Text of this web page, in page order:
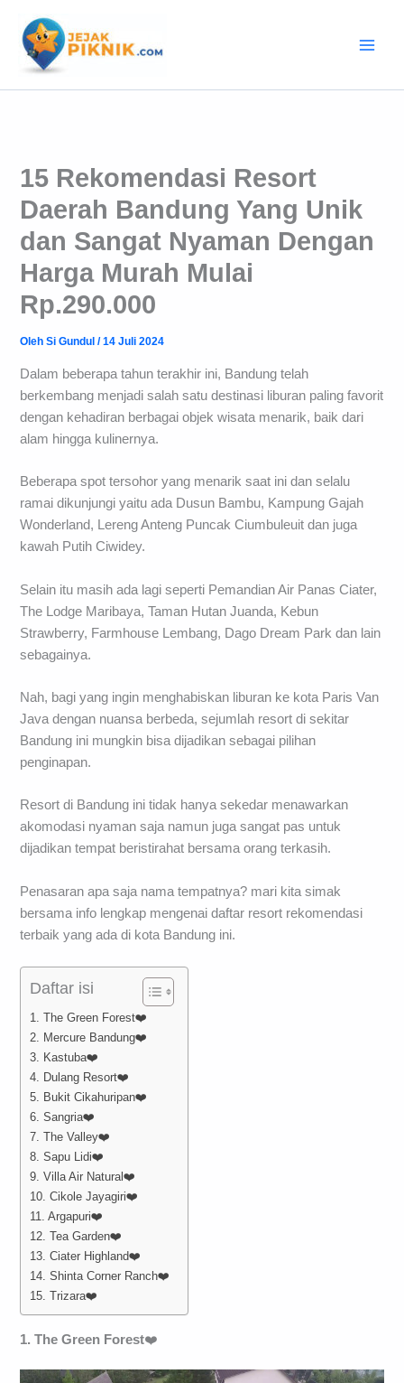
konten
15 Rekomendasi Resort
Daerah Bandung Yang Unik
dan Sangat Nyaman Dengan
Harga Murah Mulai
Rp.290.000
OlehSi Gundul/14 Juli 2024
Dalam beberapa tahun terakhir ini, Bandung telah
berkembang menjadi salah satu destinasi liburan paling favorit
dengan kehadiran berbagai objek wisata menarik, baik dari
alam hingga kulinernya.
Beberapa spot tersohor yang menarik saat ini dan selalu
ramai dikunjungi yaitu ada Dusun Bambu, Kampung Gajah
Wonderland, Lereng Anteng Puncak Ciumbuleuit dan juga
kawah Putih Ciwidey.
Selain itu masih ada lagi seperti Pemandian Air Panas Ciater,
The Lodge Maribaya, Taman Hutan Juanda, Kebun
Strawberry, Farmhouse Lembang, Dago Dream Park dan lain
sebagainya.
Nah, bagi yang ingin menghabiskan liburan ke kota Paris Van
Java dengan nuansa berbeda, sejumlah resort di sekitar
Bandung ini mungkin bisa dijadikan sebagai pilihan
penginapan.
Resort di Bandung ini tidak hanya sekedar menawarkan
akomodasi nyaman saja namun juga sangat pas untuk
dijadikan tempat beristirahat bersama orang terkasih.
Penasaran apa saja nama tempatnya? mari kita simak
bersama info lengkap mengenai daftar resort rekomendasi
terbaik yang ada di kota Bandung ini.
Daftar isi
1. The Green Forest❤️
2. Mercure Bandung❤️
3. Kastuba❤️
4. Dulang Resort❤️
5. Bukit Cikahuripan❤️
6. Sangria❤️
7. The Valley❤️
8. Sapu Lidi❤️
9. Villa Air Natural❤️
10. Cikole Jayagiri❤️
11. Argapuri❤️
12. Tea Garden❤️
13. Ciater Highland❤️
14. Shinta Corner Ranch❤️
15. Trizara❤️
1. The Green Forest❤️